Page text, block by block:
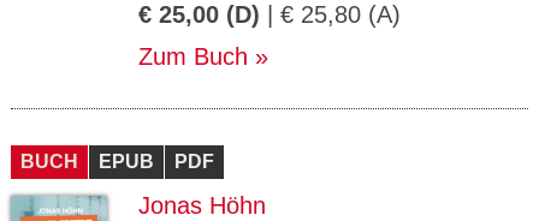
€ 25,00 (D) | € 25,80 (A)
Zum Buch
BUCH EPUB PDF
Jonas Höhn